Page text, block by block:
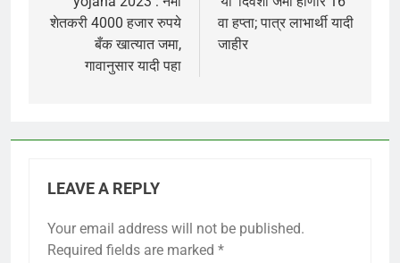
शेतकरी 4000 हजार रुपये
बँक खात्यात जमा,
गावानुसार यादी पहा
वा हप्ता; पात्र लाभार्थी यादी
जाहीर
LEAVE A REPLY
Your email address will not be published.
Required fields are marked *